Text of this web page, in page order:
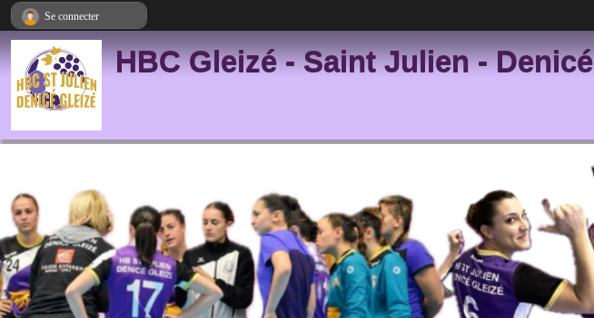
HBC Gleizé - Saint Julien - Denicé
Se connecter
Panneau de gestion des cookies